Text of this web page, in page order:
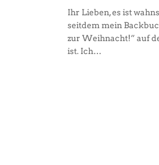
Ihr Lieben, es ist
seitdem mein
zur Weihnacht!” auf
ist. Ich…